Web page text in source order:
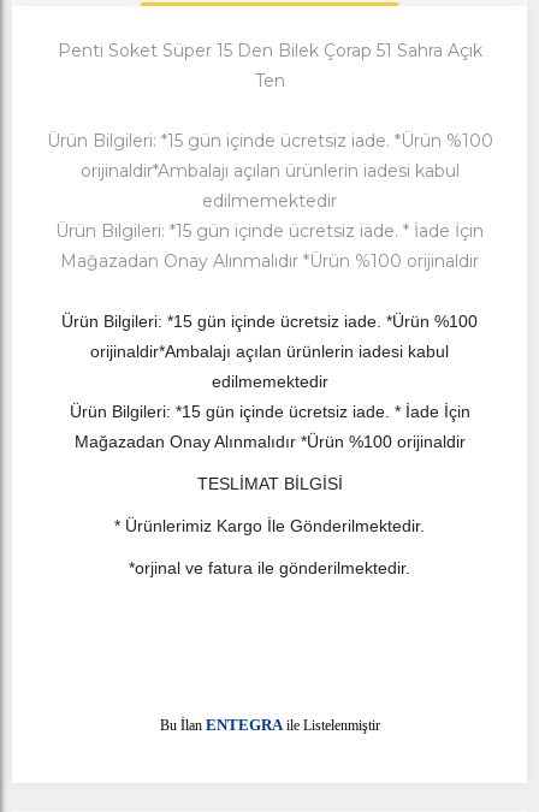
Penti Soket Süper 15 Den Bilek Çorap 51 Sahra Açık
Ten
Ürün Bilgileri: *15 gün içinde ücretsiz iade. *Ürün %100
orijinaldir*Ambalajı açılan ürünlerin iadesi kabul
edilmemektedir
Ürün Bilgileri: *15 gün içinde ücretsiz iade. * İade İçin
Mağazadan Onay Alınmalıdır *Ürün %100 orijinaldir
Ürün Bilgileri: *15 gün içinde ücretsiz iade. *Ürün %100
orijinaldir*Ambalajı açılan ürünlerin iadesi kabul
edilmemektedir
Ürün Bilgileri: *15 gün içinde ücretsiz iade. * İade İçin
Mağazadan Onay Alınmalıdır *Ürün %100 orijinaldir
TESLİMAT BİLGİSİ
* Ürünlerimiz Kargo İle Gönderilmektedir.
*orjinal ve fatura ile gönderilmektedir.
Bu İlan ENTEGRAile Listelenmiştir